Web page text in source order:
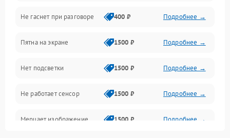
Зарядка
Проблемы с питанием, зарядкой и аккумулятором
Проблемы с работой системы, корпусом и другие
Не гаснет при разговоре 400 ₽ Подробнее →
Пятна на экране 1500 ₽ Подробнее →
Нет подсветки 1500 ₽ Подробнее →
Не работает сенсор 1500 ₽ Подробнее →
Мерцает изображение 1500 ₽ Подробнее →